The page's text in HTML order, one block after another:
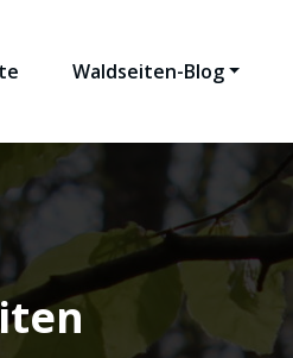
Waldseiten-Blog